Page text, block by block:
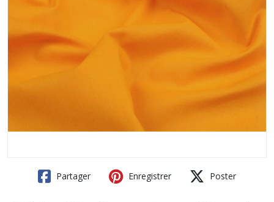
Partager Enregistrer Poster